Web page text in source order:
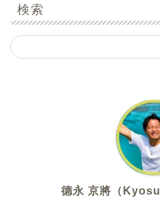
検索
德永 京將（